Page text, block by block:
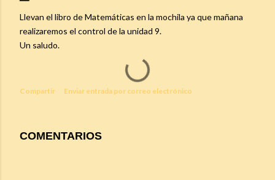
Llevan el libro de Matemáticas en la mochila ya que mañana
realizaremos el control de la unidad 9.
Un saludo.
Compartir Enviar entrada por correo electrónico
COMENTARIOS